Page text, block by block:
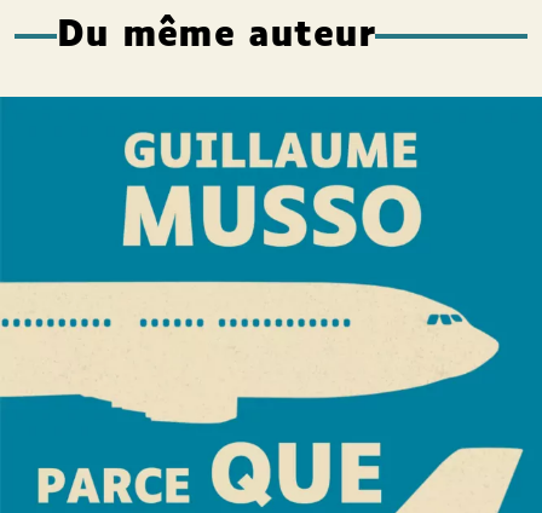
Du même auteur
Parce que je t’aime